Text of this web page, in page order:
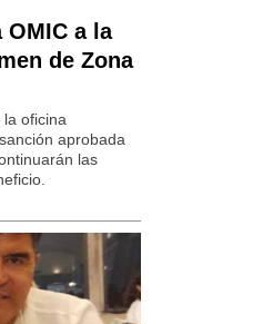
OMIC a la
de Zona
oficina
aprobada
las